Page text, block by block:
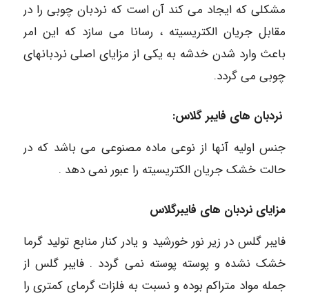
مشکلی که ایجاد می کند آن است که نردبان چوبی را در
مقابل جریان الکتریسیته ، رسانا می سازد که این امر
باعث وارد شدن خدشه به یکی از مزایای اصلی نردبانهای
چوبی می گردد.
نردبان های فایبر گلاس:
جنس اولیه آنها از نوعی ماده مصنوعی می باشد که در
حالت خشک جریان الکتریسیته را عبور نمی دهد .
مزایای نردبان های فایبرگلاس
فایبر گلس در زیر نور خورشید و یادر کنار منابع تولید گرما
خشک نشده و پوسته پوسته نمی گردد . فایبر گلس از
جمله مواد متراکم بوده و نسبت به فلزات گرمای کمتری را